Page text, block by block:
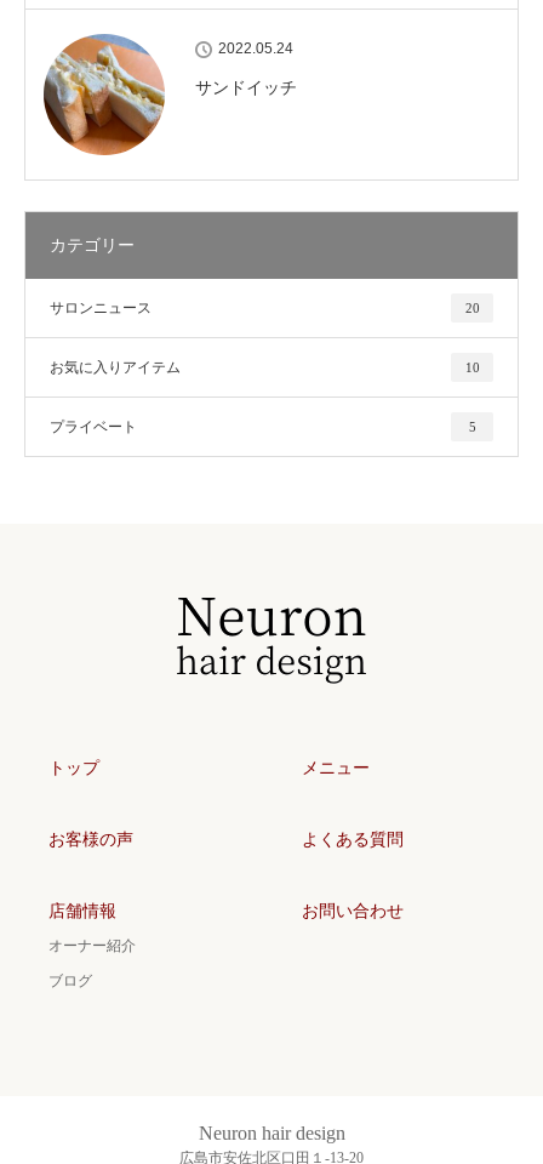
2022.05.24
サンドイッチ
カテゴリー
サロンニュース 20
お気に入りアイテム 10
プライベート 5
トップ メニュー
お客様の声 よくある質問
店舗情報
オーナー紹介
ブログ
お問い合わせ
Neuron hair design
広島市安佐北区口田１-13-20